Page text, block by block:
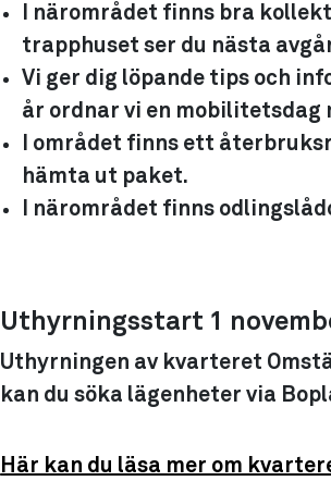
I närområdet finns bra
trapphuset ser du nästa
Vi ger dig löpande tips och
år ordnar vi en mobilitetsdag
I området finns ett
hämta ut paket.
I närområdet finns
Uthyrningsstart 1
Uthyrningen av kvarteret
kan du söka lägenheter via
Här kan du läsa mer om